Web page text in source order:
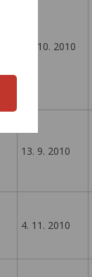
26. 10. 2010
13. 9. 2010
4. 11. 2010